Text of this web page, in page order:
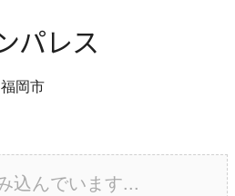
パレス
岡市
込んでいます...